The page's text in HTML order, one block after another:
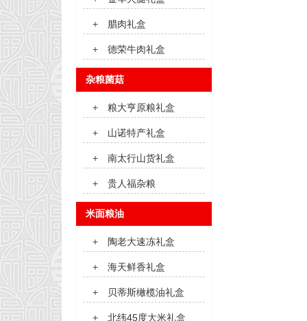
+ 腊肉礼盒
+ 德荣牛肉礼盒
杂粮菌菇
+ 粮大亨原粮礼盒
+ 山诺特产礼盒
+ 南太行山货礼盒
+ 贵人福杂粮
米面粮油
+ 陶老大速冻礼盒
+ 海天鲜香礼盒
+ 贝蒂斯橄榄油礼盒
+ 北纬45度大米礼盒